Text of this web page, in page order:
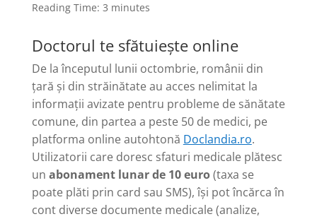
Reading Time: 3 minutes
Doctorul te sfătuiește online
De la începutul lunii octombrie, românii din
țară și din străinătate au acces nelimitat la
informații avizate pentru probleme de sănătate
comune, din partea a peste 50 de medici, pe
platforma online autohtonă Doclandia.ro.
Utilizatorii care doresc sfaturi medicale plătesc
un abonament lunar de 10 euro(taxa se
poate plăti prin card sau SMS), își pot încărca în
cont diverse documente medicale (analize,